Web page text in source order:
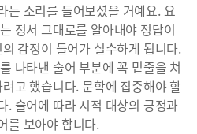
는 소리를 들어보셨을 거예요. 요
정서 그대로를 알아내야 정답이
감정이 들어가 실수하게 됩니다.
나타낸 술어 부분에 꼭 밑줄을 쳐
고 했습니다. 문학에 집중해야 할
. 술어에 따라 시적 대상의 긍정과
를 보아야 합니다.